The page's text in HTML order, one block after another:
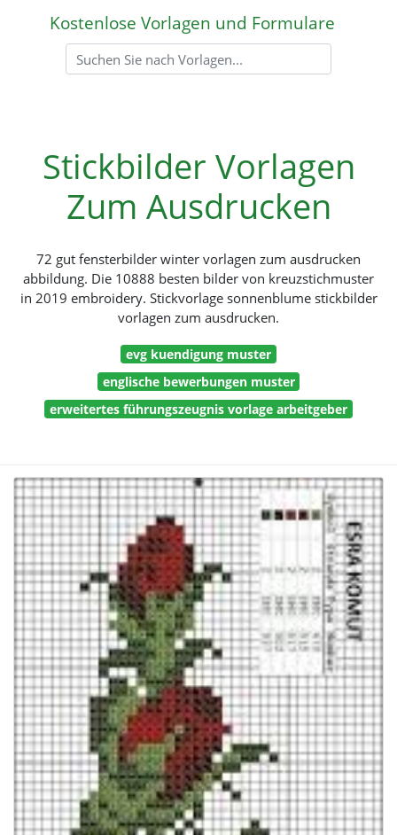
Kostenlose Vorlagen und Formulare
Stickbilder Vorlagen
Zum Ausdrucken
72 gut fensterbilder winter vorlagen zum ausdrucken
abbildung. Die 10888 besten bilder von kreuzstichmuster
in 2019 embroidery. Stickvorlage sonnenblume stickbilder
vorlagen zum ausdrucken.
evg kuendigung muster
englische bewerbungen muster
erweitertes führungszeugnis vorlage arbeitgeber